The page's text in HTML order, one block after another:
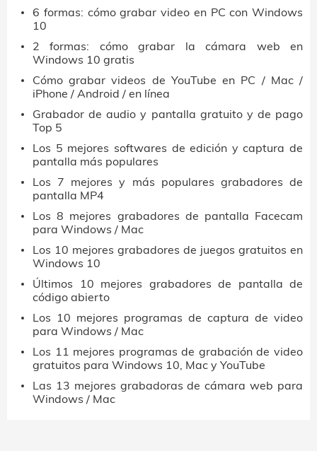
6 formas: cómo grabar video en PC con Windows
10
2 formas: cómo grabar la cámara web en
Windows 10 gratis
Cómo grabar videos de YouTube en PC / Mac /
iPhone / Android / en línea
Grabador de audio y pantalla gratuito y de pago
Top 5
Los 5 mejores softwares de edición y captura de
pantalla más populares
Los 7 mejores y más populares grabadores de
pantalla MP4
Los 8 mejores grabadores de pantalla Facecam
para Windows / Mac
Los 10 mejores grabadores de juegos gratuitos en
Windows 10
Últimos 10 mejores grabadores de pantalla de
código abierto
Los 10 mejores programas de captura de video
para Windows / Mac
Los 11 mejores programas de grabación de video
gratuitos para Windows 10, Mac y YouTube
Las 13 mejores grabadoras de cámara web para
Windows / Mac